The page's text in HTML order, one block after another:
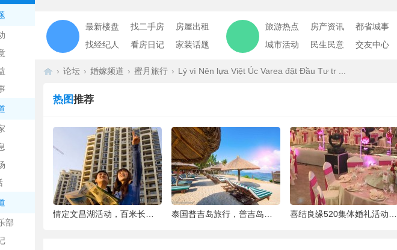
部
我知道了
最新楼盘 找二手房
房屋出租
找经纪人
看房日记 家装话题
旅游热点 房产资讯
都省城事
城市活动
民生民意 交友中心
› 论坛 › 婚嫁频道 › 蜜月旅行 › Lý vì Nên lựa Việt Úc Varea đặt Đầu Tư tr ...
热图推荐